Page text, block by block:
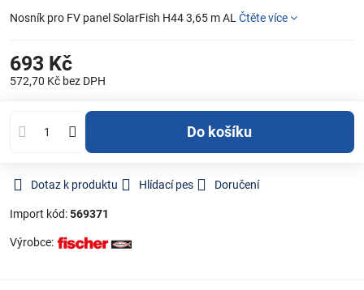
Nosník pro FV panel SolarFish H44 3,65 m AL Čtěte více
693 Kč
572,70 Kč bez DPH
Do košíku
Dotaz k produktu Hlídací pes Doručení
Import kód:569371
Výrobce: